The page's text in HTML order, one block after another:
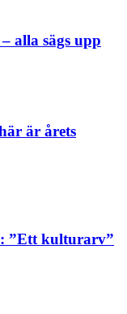
alla sägs upp
är årets
”Ett kulturarv”